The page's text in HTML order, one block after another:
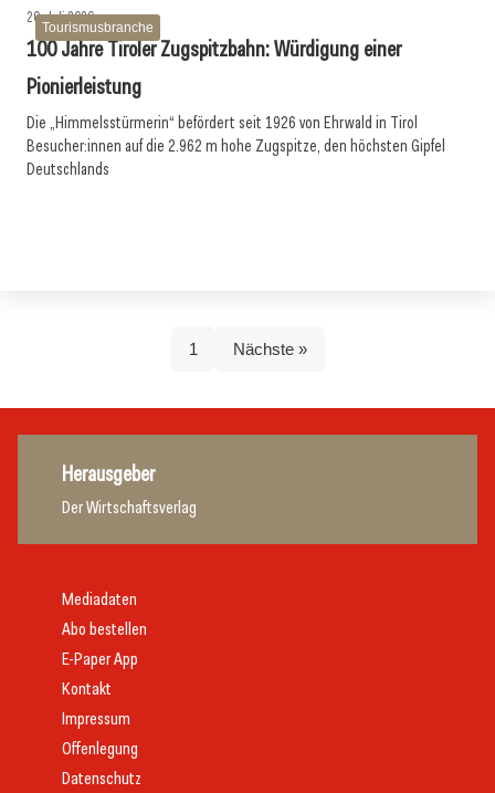
Tourismusbranche
20. Juli 2026
100 Jahre Tiroler Zugspitzbahn: Würdigung einer
Pionierleistung
Die „Himmelsstürmerin“ befördert seit 1926 von Ehrwald in Tirol
Besucher:innen auf die 2.962 m hohe Zugspitze, den höchsten Gipfel
Deutschlands
1 Nächste »
Herausgeber
Der Wirtschaftsverlag
Mediadaten
Abo bestellen
E-Paper App
Kontakt
Impressum
Offenlegung
Datenschutz